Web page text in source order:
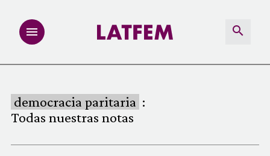
INVESTIGACIONES
MULTIMEDIA
democracia paritaria :
Todas nuestras notas